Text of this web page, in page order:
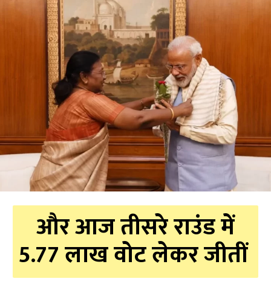
और आज तीसरे राउंड में
5.77 लाख वोट लेकर जीतीं